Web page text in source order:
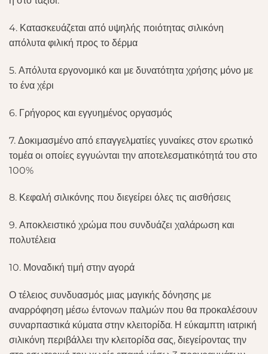
4. Κατασκευάζεται από υψηλής ποιότητας σιλικόνη
απόλυτα φιλική προς το δέρμα
5. Απόλυτα εργονομικό και με δυνατότητα χρήσης μόνο με
το ένα χέρι
6. Γρήγορος και εγγυημένος οργασμός
7. Δοκιμασμένο από επαγγελματίες γυναίκες στον ερωτικό
τομέα οι οποίες εγγυώνται την αποτελεσματικότητά του στο
100%
8. Κεφαλή σιλικόνης που διεγείρει όλες τις αισθήσεις
9. Αποκλειστικό χρώμα που συνδυάζει χαλάρωση και
πολυτέλεια
10. Μοναδική τιμή στην αγορά
Ο τέλειος συνδυασμός μιας μαγικής δόνησης με
αναρρόφηση μέσω έντονων παλμών που θα προκαλέσουν
συναρπαστικά κύματα στην κλειτορίδα. Η εύκαμπτη ιατρική
σιλικόνη περιβάλλει την κλειτορίδα σας, διεγείροντας την